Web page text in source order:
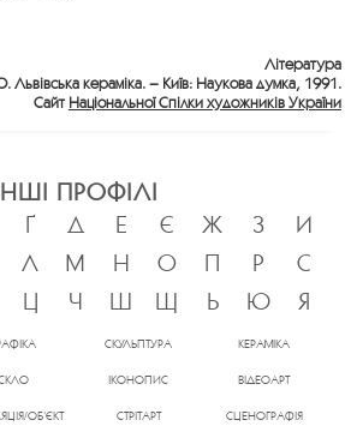
Література
Львівська кераміка. – Київ: Наукова думка, 1991.
Сайт Національної Спілки художників України
ПРОФІЛІ
Ґ Д Е Є Ж З
И
Л М Н О П Р
С
Ц Ч Ш Щ Ь Ю Я
СКУЛЬПТУРА КЕРАМІКА
ІКОНОПИС ВІДЕОАРТ
ОБ’ЄКТ СТРІТАРТ СЦЕНОГРАФІЯ